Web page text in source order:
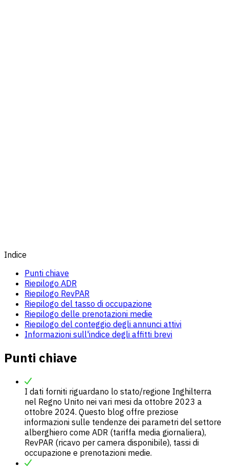
Indice
Punti chiave
Riepilogo ADR
Riepilogo RevPAR
Riepilogo del tasso di occupazione
Riepilogo delle prenotazioni medie
Riepilogo del conteggio degli annunci attivi
Informazioni sull'indice degli affitti brevi
Punti chiave
I dati forniti riguardano lo stato/regione Inghilterra
nel Regno Unito nei vari mesi da ottobre 2023 a
ottobre 2024. Questo blog offre preziose
informazioni sulle tendenze dei parametri del settore
alberghiero come ADR (tariffa media giornaliera),
RevPAR (ricavo per camera disponibile), tassi di
occupazione e prenotazioni medie.